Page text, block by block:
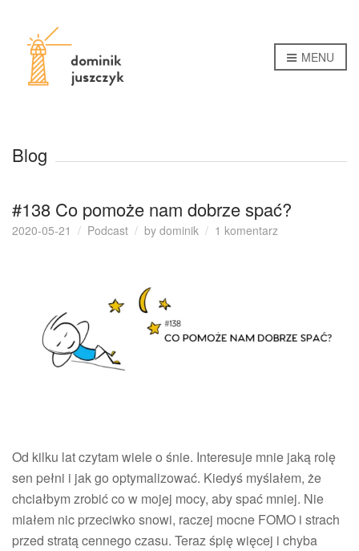
MENU
Blog
#138 Co pomoże nam dobrze spać?
2020-05-21 Podcast by dominik 1 komentarz
spać?
Od kilku lat czytam wiele o śnie. Interesuje mnie jaką rolę
sen pełni i jak go optymalizować. Kiedyś myślałem, że
chciałbym zrobić co w mojej mocy, aby spać mniej. Nie
miałem nic przeciwko snowi, raczej mocne FOMO i strach
przed stratą cennego czasu. Teraz śpię więcej i chyba